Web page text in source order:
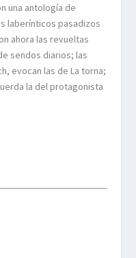
una antología de
laberínticos pasadizos
ahora las revueltas
sendos diarios; las
evocan las de La torna;
la del protagonista